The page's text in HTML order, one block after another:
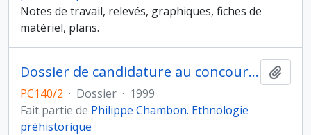
Notes de travail, relevés, graphiques, fiches de
matériel, plans.
Dossier de candidature au concours de chargé de recherche du CNRS
PC140/2 · Dossier · 1999
Fait partie de Philippe Chambon. Ethnologie
préhistorique